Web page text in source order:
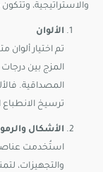
والاستراتيجية،
الألوان
تم اختيار
المزج بين
المصداقية.
ترسيخ الانطباع
الأشكال
استُخدمت
والتجهيزات،